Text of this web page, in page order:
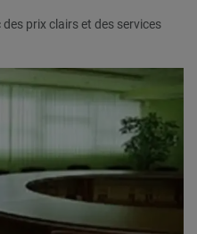
prix clairs et des services